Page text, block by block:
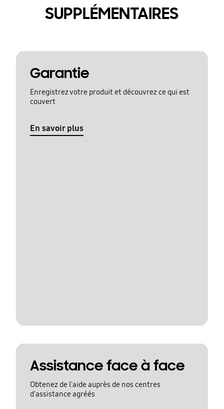
SUPPLÉMENTAIRES
Garantie
Enregistrez votre produit et découvrez ce qui est
couvert
En savoir plus
Assistance face à face
Obtenez de l'aide auprès de nos centres
d'assistance agréés